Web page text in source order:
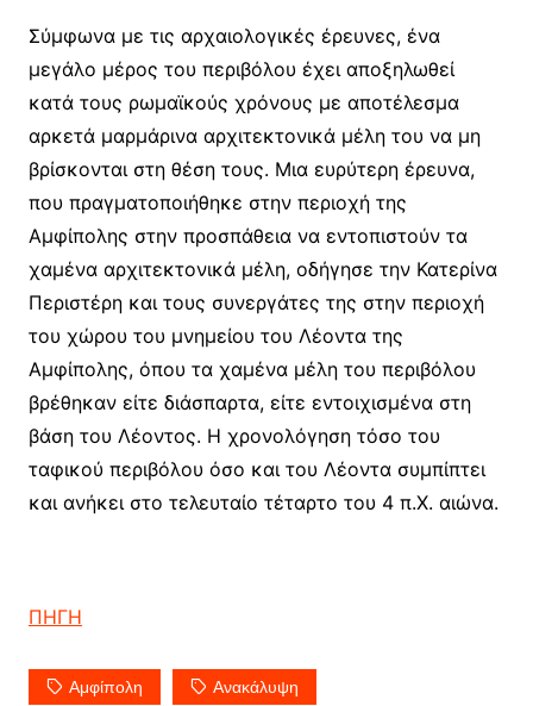
Σύμφωνα με τις αρχαιολογικές έρευνες, ένα
μεγάλο μέρος του περιβόλου έχει αποξηλωθεί
κατά τους ρωμαϊκούς χρόνους με αποτέλεσμα
αρκετά μαρμάρινα αρχιτεκτονικά μέλη του να μη
βρίσκονται στη θέση τους. Μια ευρύτερη έρευνα,
που πραγματοποιήθηκε στην περιοχή της
Αμφίπολης στην προσπάθεια να εντοπιστούν τα
χαμένα αρχιτεκτονικά μέλη, οδήγησε την Κατερίνα
Περιστέρη και τους συνεργάτες της στην περιοχή
του χώρου του μνημείου του Λέοντα της
Αμφίπολης, όπου τα χαμένα μέλη του περιβόλου
βρέθηκαν είτε διάσπαρτα, είτε εντοιχισμένα στη
βάση του Λέοντος. Η χρονολόγηση τόσο του
ταφικού περιβόλου όσο και του Λέοντα συμπίπτει
και ανήκει στο τελευταίο τέταρτο του 4 π.Χ. αιώνα.
ΠΗΓΗ
Αμφίπολη Ανακάλυψη